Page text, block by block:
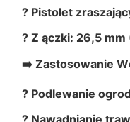
? Pistolet
? Z ączki: 26,5
➡️ Zastosowanie
? Podlewanie